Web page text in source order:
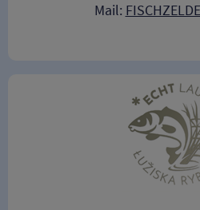
Mail: